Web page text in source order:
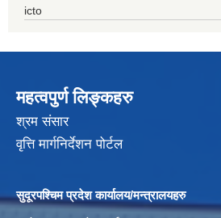
icto
महत्वपुर्ण लिङ्कहरु
श्रम संसार
वृत्ति मार्गनिर्देशन पोर्टल
सुदूरपश्चिम प्रदेश कार्यालय/मन्त्रालयहरु